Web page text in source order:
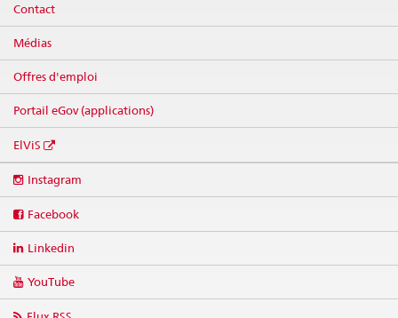
Contact
Médias
Offres d'emploi
Portail eGov (applications)
ElViS
media
Instagram
Facebook
Linkedin
YouTube